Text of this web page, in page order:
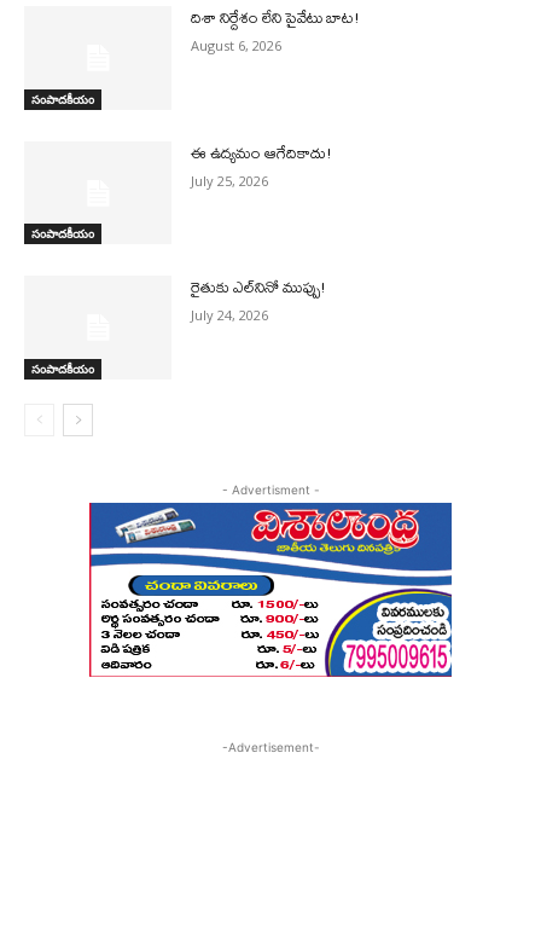
సంపాదకీయం
దిశా నిర్దేశం లేని పైవేటు బాట!
August 6, 2026
సంపాదకీయం
ఈ ఉద్యమం ఆగేదికాదు!
July 25, 2026
సంపాదకీయం
రైతుకు ఎల్‌నినో ముప్పు!
July 24, 2026
- Advertisment -
-Advertisement-